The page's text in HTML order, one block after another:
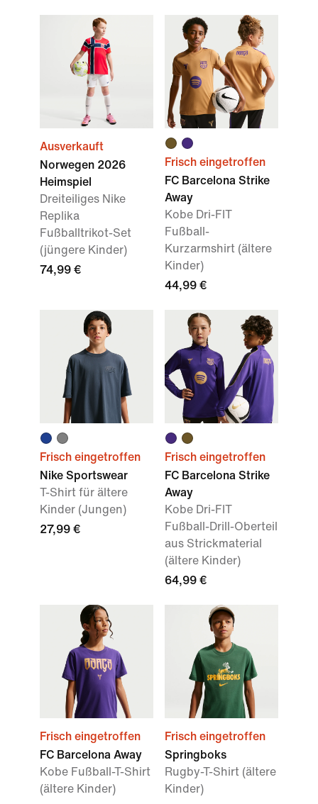
Ausverkauft
Norwegen 2026
Heimspiel
Dreiteiliges Nike
Replika
Fußballtrikot-Set
(jüngere Kinder)
74,99 €
Frisch eingetroffen
FC Barcelona Strike
Away
Kobe Dri-FIT
Fußball-
Kurzarmshirt (ältere
Kinder)
44,99 €
Frisch eingetroffen
Nike Sportswear
T-Shirt für ältere
Kinder (Jungen)
27,99 €
Frisch eingetroffen
FC Barcelona Strike
Away
Kobe Dri-FIT
Fußball-Drill-Oberteil
aus Strickmaterial
(ältere Kinder)
64,99 €
Frisch eingetroffen
FC Barcelona Away
Kobe Fußball-T-Shirt
(ältere Kinder)
Frisch eingetroffen
Springboks
Rugby-T-Shirt (ältere
Kinder)